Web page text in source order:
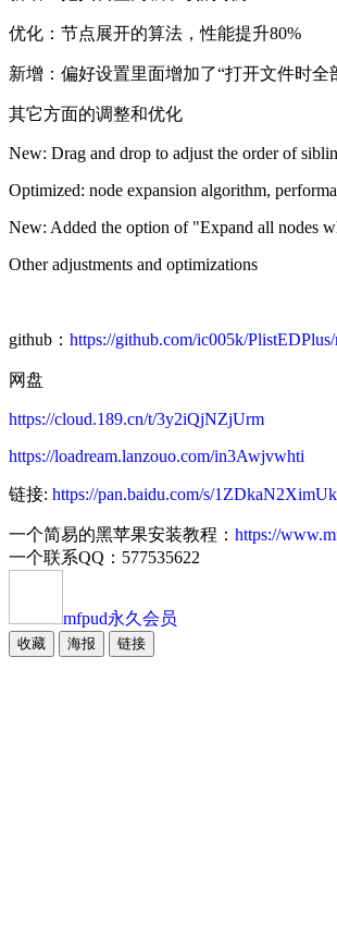
优化：节点展开的算法，性能提升80%
新增：偏好设置里面增加了“打开文件时全
其它方面的调整和优化
New: Drag and drop to adjust the order of
Optimized: node expansion algorithm,
New: Added the option of "Expand all nodes
Other adjustments and optimizations
github： https://github.com/ic005k/PlistEDPlus/
网盘
https://cloud.189.cn/t/3y2iQjNZjUrm
https://loadream.lanzouo.com/in3Awjvwhti
链接: https://pan.baidu.com/s/
一个简易的黑苹果安装教程： https://
一个联系QQ：577535622
mfpud永久会员
收藏 海报 链接